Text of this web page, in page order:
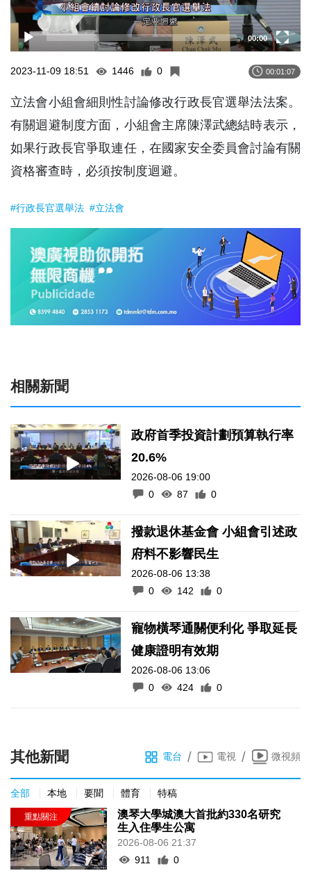
00:00
2023-11-09 18:51 1446 0 00:01:07
立法會小組會細則性討論修改行政長官選舉法法案。
有關迴避制度方面，小組會主席陳澤武總結時表示，
如果行政長官爭取連任，在國家安全委員會討論有關
資格審查時，必須按制度迴避。
#行政長官選舉法 #立法會
相關新聞
政府首季投資計劃預算執行率
20.6%
2026-08-06 19:00
0
87 0
撥款退休基金會 小組會引述政
府料不影響民生
2026-08-06 13:38
0
142 0
寵物橫琴通關便利化 爭取延長
健康證明有效期
2026-08-06 13:06
0
424 0
其他新聞 電台 / 電視 / 微視頻
全部 本地 要聞 體育 特稿
澳琴大學城澳大首批約330名研究
生入住學生公寓
2026-08-06 21:37
911
0